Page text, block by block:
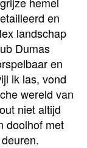
en
landschap
Dumas
en
ik las, vond
wereld van
niet altijd
doolhof met